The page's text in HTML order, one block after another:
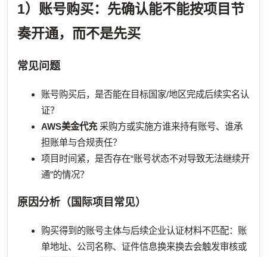
1）账号购买：先确认能不能按项目节
奏开通，而不是先买
常见问题
账号购买后，是否能在目标国家/地区完成后续实名认
证？
AWS美金代充采购方或实施方谁来持有账号、谁承
担账单与合规责任？
项目时间紧，是否存在“账号状态不对导致无法继续开
通”的情况？
原因分析（国际项目常见）
购买得到的账号主体与后续企业认证材料不匹配：账
单地址、公司名称、证件信息换来换去会触发审核或